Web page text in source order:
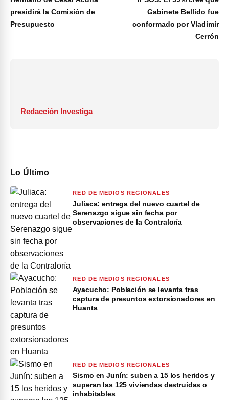
presidirá la Comisión de
Presupuesto
Gabinete Bellido fue
conformado por Vladimir
Cerrón
Redacción Investiga
Lo Último
RED DE MEDIOS REGIONALES
Juliaca: entrega del nuevo cuartel de
Serenazgo sigue sin fecha por
observaciones de la Contraloría
RED DE MEDIOS REGIONALES
Ayacucho: Población se levanta tras
captura de presuntos extorsionadores en
Huanta
RED DE MEDIOS REGIONALES
Sismo en Junín: suben a 15 los heridos y
superan las 125 viviendas destruidas o
inhabitables